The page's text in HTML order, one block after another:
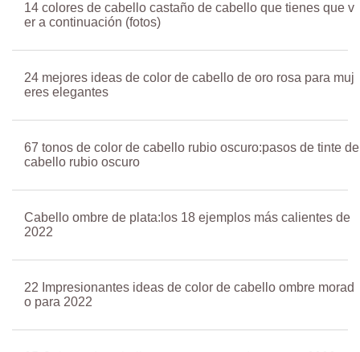
14 colores de cabello castaño de cabello que tienes que v
er a continuación (fotos)
24 mejores ideas de color de cabello de oro rosa para muj
eres elegantes
67 tonos de color de cabello rubio oscuro:pasos de tinte de
cabello rubio oscuro
Cabello ombre de plata:los 18 ejemplos más calientes de
2022
22 Impresionantes ideas de color de cabello ombre morad
o para 2022